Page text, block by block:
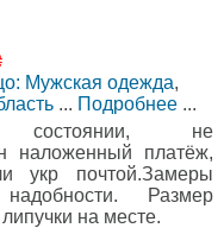
Мужская одежда,
... Подробнее ...
не
наложенный платёж,
укр почтой.Замеры
Размер
на месте.